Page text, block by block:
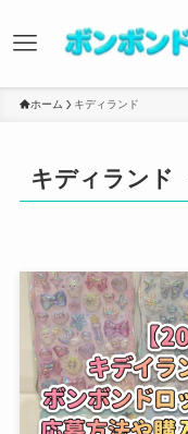
ホーム キディランド
キディランド